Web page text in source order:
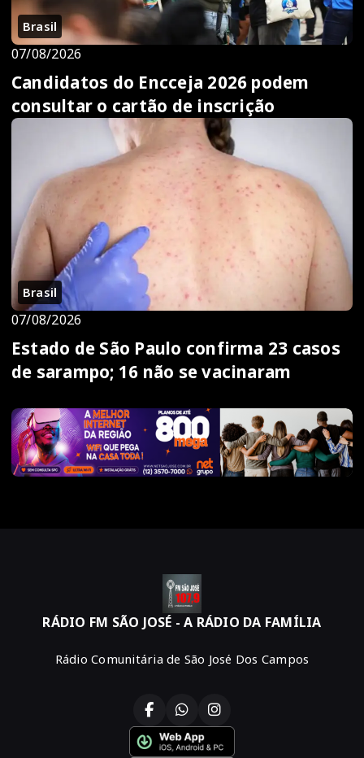
Brasil
07/08/2026
Candidatos do Encceja 2026 podem
consultar o cartão de inscrição
Brasil
07/08/2026
Estado de São Paulo confirma 23 casos
de sarampo; 16 não se vacinaram
RÁDIO FM SÃO JOSÉ - A RÁDIO DA FAMÍLIA
Rádio Comunitária de São José Dos Campos